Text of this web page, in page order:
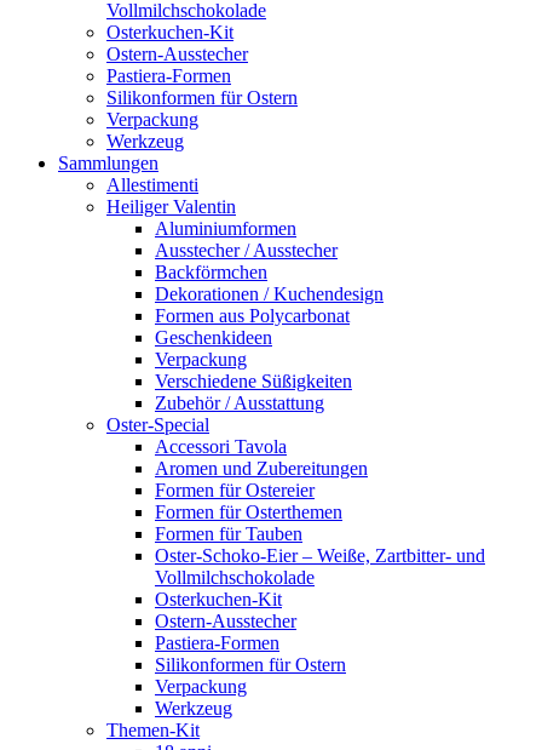
Vollmilchschokolade
Osterkuchen-Kit
Ostern-Ausstecher
Pastiera-Formen
Silikonformen für Ostern
Verpackung
Werkzeug
Sammlungen
Allestimenti
Heiliger Valentin
Aluminiumformen
Ausstecher / Ausstecher
Backförmchen
Dekorationen / Kuchendesign
Formen aus Polycarbonat
Geschenkideen
Verpackung
Verschiedene Süßigkeiten
Zubehör / Ausstattung
Oster-Special
Accessori Tavola
Aromen und Zubereitungen
Formen für Ostereier
Formen für Osterthemen
Formen für Tauben
Oster-Schoko-Eier – Weiße, Zartbitter- und
Vollmilchschokolade
Osterkuchen-Kit
Ostern-Ausstecher
Pastiera-Formen
Silikonformen für Ostern
Verpackung
Werkzeug
Themen-Kit